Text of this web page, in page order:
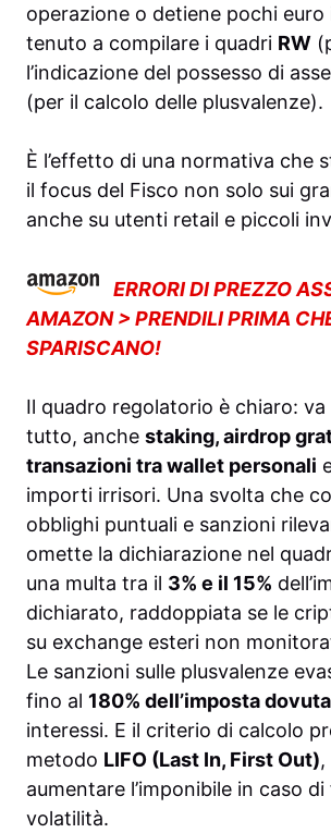
operazione o detiene pochi euro
tenuto a compilare i quadri RW
l’indicazione del possesso di
(per il calcolo delle plusvalenze).
È l’effetto di una normativa che
il focus del Fisco non solo sui
anche su utenti retail e piccoli
ERRORI DI PREZZO
AMAZON > PRENDILI PRIMA
SPARISCANO!
Il quadro regolatorio è chiaro:
tutto, anche staking, airdrop
transazioni tra wallet personali
importi irrisori. Una svolta che
obblighi puntuali e sanzioni
omette la dichiarazione nel
una multa tra il 3% e il 15%
dichiarato, raddoppiata se le
su exchange esteri non
Le sanzioni sulle plusvalenze
fino al 180% dell’imposta dovuta
interessi. E il criterio di calcolo
metodo LIFO (Last In, First Out)
aumentare l’imponibile in caso
volatilità.